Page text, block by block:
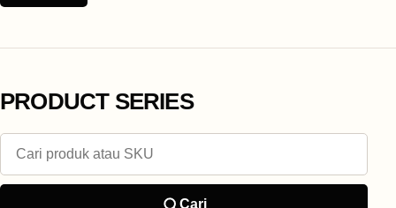
PRODUCT SERIES
Cari